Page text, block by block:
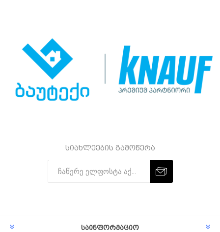
სიახლეების გამოწერა
საინფორმაციო